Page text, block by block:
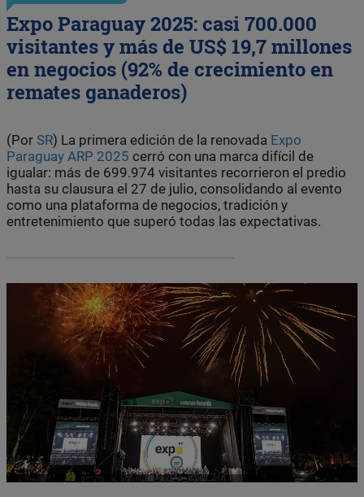
Expo Paraguay 2025: casi 700.000
visitantes y más de US$ 19,7 millones
en negocios (92% de crecimiento en
remates ganaderos)
(Por SR) La primera edición de la renovada Expo
Paraguay ARP 2025 cerró con una marca difícil de
igualar: más de 699.974 visitantes recorrieron el predio
hasta su clausura el 27 de julio, consolidando al evento
como una plataforma de negocios, tradición y
entretenimiento que superó todas las expectativas.